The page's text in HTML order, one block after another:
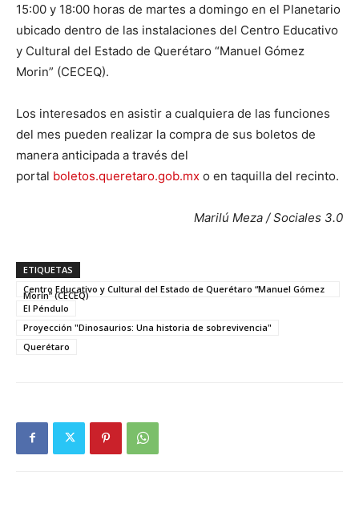
15:00 y 18:00 horas de martes a domingo en el Planetario
ubicado dentro de las instalaciones del Centro Educativo
y Cultural del Estado de Querétaro “Manuel Gómez
Morin” (CECEQ).
Los interesados en asistir a cualquiera de las funciones
del mes pueden realizar la compra de sus boletos de
manera anticipada a través del
portal boletos.queretaro.gob.mx o en taquilla del recinto.
Marilú Meza / Sociales 3.0
ETIQUETAS
Centro Educativo y Cultural del Estado de Querétaro “Manuel Gómez
Morín” (CECEQ)
El Péndulo
Proyección "Dinosaurios: Una historia de sobrevivencia"
Querétaro